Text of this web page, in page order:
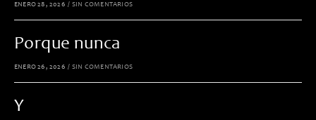
ENERO 28, 2026 / SIN COMENTARIOS
Porque nunca
ENERO 26, 2026 / SIN COMENTARIOS
Y